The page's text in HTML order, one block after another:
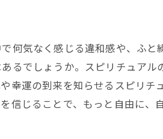
気なく感じる違和感や、ふと
るでしょうか。スピリチュア
幸運の到来を知らせるスピリ
信じることで、もっと自由に